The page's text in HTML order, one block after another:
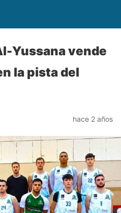
Yussana vende
la pista del
hace 2 años